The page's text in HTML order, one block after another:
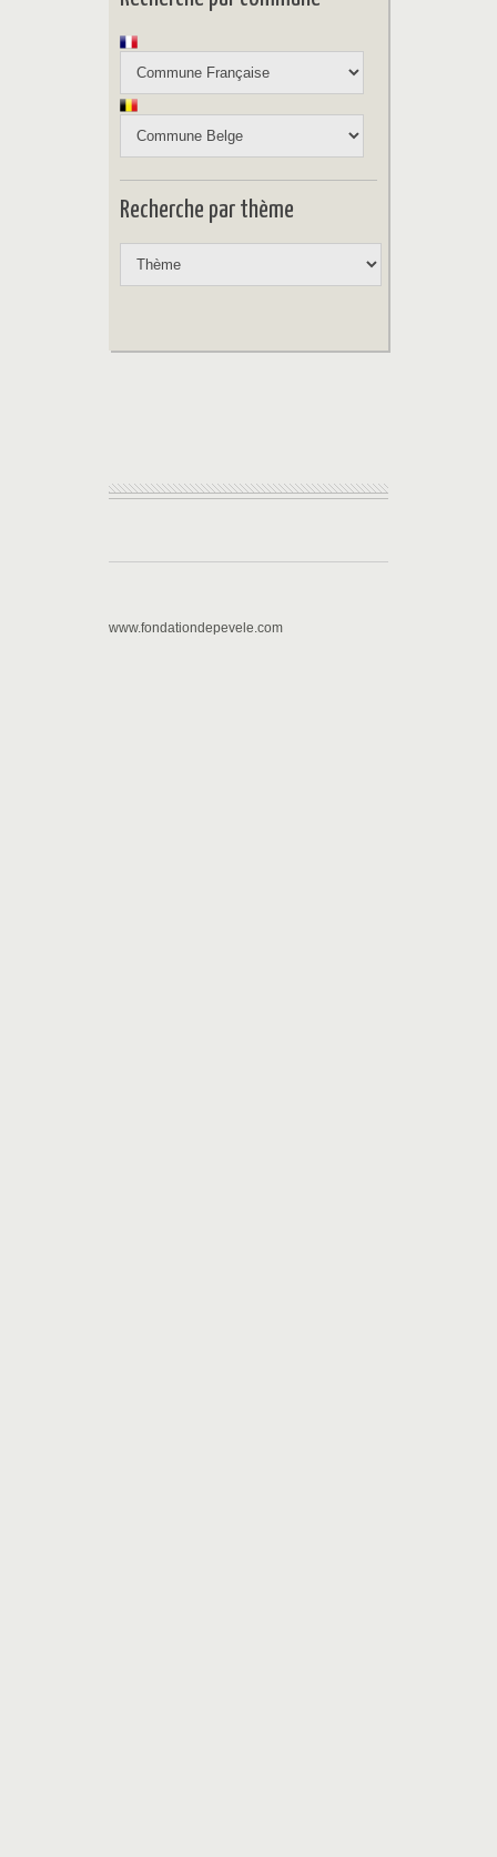
Recherche par thème
www.fondationdepevele.com